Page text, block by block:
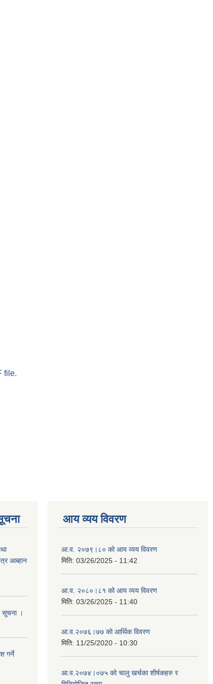
file.
आब्हान
सूचना ।
गर्ने
आय व्यय विवरण
आ.व. २०७९।८० को आय व्यय विवरण
मिति: 03/26/2025 - 11:42
आ.व. २०८०।८१ को आय व्यय विवरण
मिति: 03/26/2025 - 11:40
आ.व.२०७६।७७ को आर्थिक विवरण
मिति: 11/25/2020 - 10:30
आ.व.२०७४।०७५ को चालु खर्चका शीर्षकहरु र